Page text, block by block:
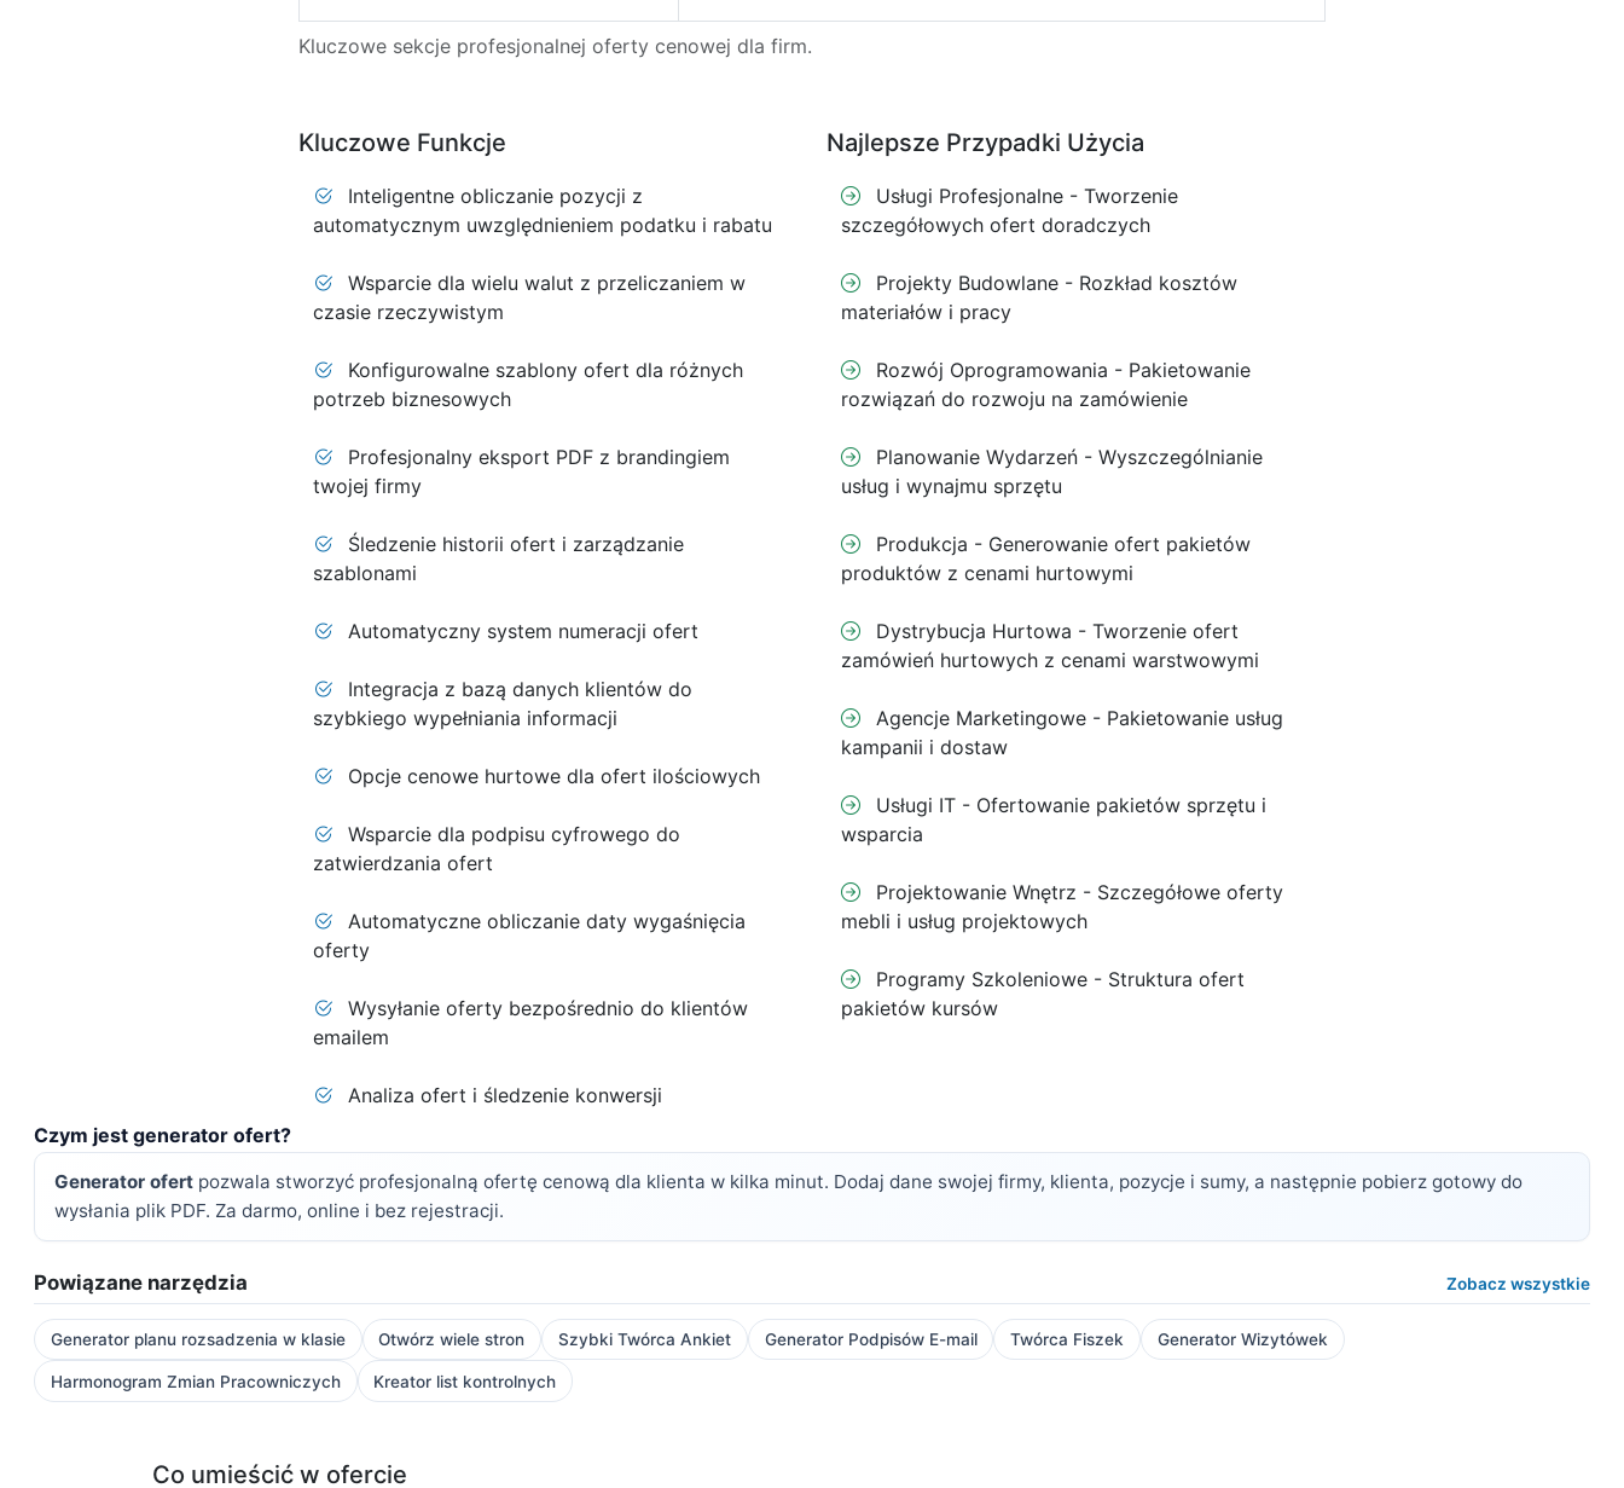
Kluczowe sekcje profesjonalnej oferty cenowej dla firm.
Kluczowe Funkcje
Inteligentne obliczanie pozycji z
automatycznym uwzględnieniem podatku i rabatu
Wsparcie dla wielu walut z przeliczaniem w
czasie rzeczywistym
Konfigurowalne szablony ofert dla różnych
potrzeb biznesowych
Profesjonalny eksport PDF z brandingiem
twojej firmy
Śledzenie historii ofert i zarządzanie
szablonami
Automatyczny system numeracji ofert
Integracja z bazą danych klientów do
szybkiego wypełniania informacji
Opcje cenowe hurtowe dla ofert ilościowych
Wsparcie dla podpisu cyfrowego do
zatwierdzania ofert
Automatyczne obliczanie daty wygaśnięcia
oferty
Wysyłanie oferty bezpośrednio do klientów
emailem
Analiza ofert i śledzenie konwersji
Najlepsze Przypadki Użycia
Usługi Profesjonalne - Tworzenie
szczegółowych ofert doradczych
Projekty Budowlane - Rozkład kosztów
materiałów i pracy
Rozwój Oprogramowania - Pakietowanie
rozwiązań do rozwoju na zamówienie
Planowanie Wydarzeń - Wyszczególnianie
usług i wynajmu sprzętu
Produkcja - Generowanie ofert pakietów
produktów z cenami hurtowymi
Dystrybucja Hurtowa - Tworzenie ofert
zamówień hurtowych z cenami warstwowymi
Agencje Marketingowe - Pakietowanie usług
kampanii i dostaw
Usługi IT - Ofertowanie pakietów sprzętu i
wsparcia
Projektowanie Wnętrz - Szczegółowe oferty
mebli i usług projektowych
Programy Szkoleniowe - Struktura ofert
pakietów kursów
Czym jest generator ofert?
Generator ofert pozwala stworzyć profesjonalną ofertę cenową dla klienta w kilka minut. Dodaj dane swojej firmy, klienta, pozycje i sumy, a następnie pobierz gotowy do
wysłania plik PDF. Za darmo, online i bez rejestracji.
Powiązane narzędzia Zobacz wszystkie
Generator planu rozsadzenia w klasie Otwórz wiele stron Szybki Twórca Ankiet Generator Podpisów E-mail Twórca Fiszek Generator Wizytówek
Harmonogram Zmian Pracowniczych Kreator list kontrolnych
Co umieścić w ofercie